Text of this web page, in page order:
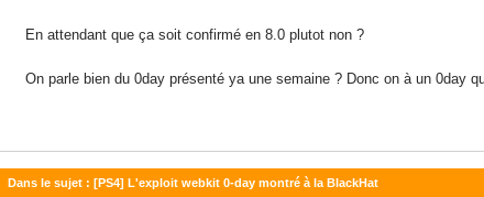
En attendant que ça soit confirmé en 8.0 plutot non ?
On parle bien du 0day présenté ya une semaine ? Donc on à un 0day
Dans le sujet : [PS4] L'exploit webkit 0-day montré à la BlackHat